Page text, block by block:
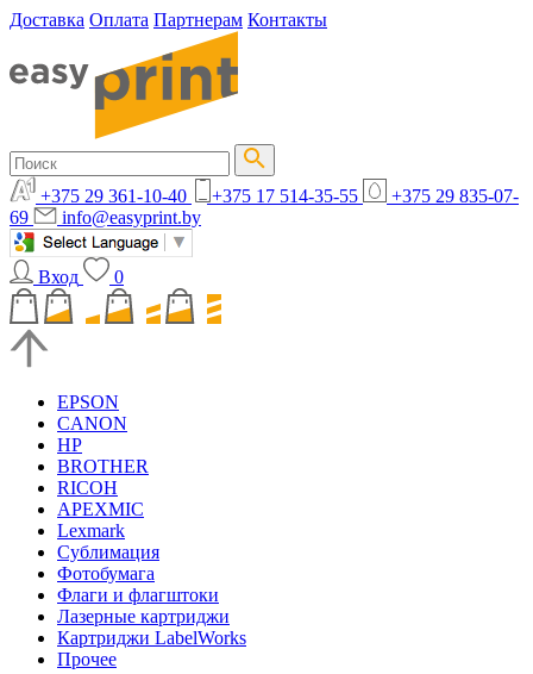
Доставка Оплата Партнерам Контакты
+375 29 361-10-40 +375 17 514-35-55
+375 29 835-07-
69
info@easyprint.by
Вход 0
EPSON
CANON
HP
BROTHER
RICOH
APEXMIC
Lexmark
Сублимация
Фотобумага
Флаги и флагштоки
Лазерные картриджи
Картриджи LabelWorks
Прочее